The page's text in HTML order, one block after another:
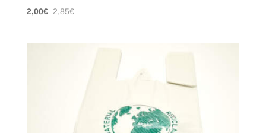
2,00€ 2,85€